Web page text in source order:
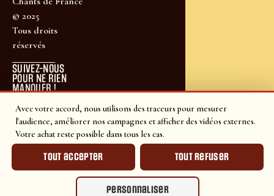
Avec votre accord, nous utilisons des traceurs pour mesurer
l'audience, améliorer nos campagnes et afficher des vidéos externes.
Votre achat reste possible dans tous les cas.
Tout accepter Tout refuser
Personnaliser
© 2025
Tous droits
réservés
SUIVEZ-NOUS
POUR NE RIEN
MANQUER !